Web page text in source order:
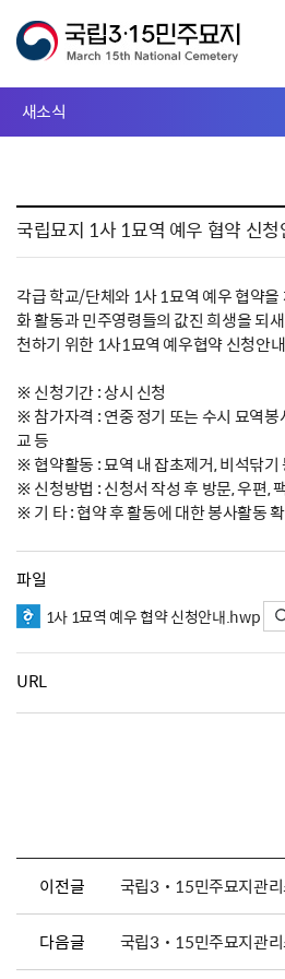
새소식
국립묘지 1사 1묘역 예우 협약 신청
각급 학교/단체와 1사 1묘역 예우 협약
화 활동과 민주영령들의 값진 희생을 되
천하기 위한 1사1묘역 예우협약 신청안
※ 신청기간 : 상시 신청
※ 참가자격 : 연중 정기 또는 수시 묘역봉
교 등
※ 협약활동 : 묘역 내 잡초제거, 비석닦기
※ 신청방법 : 신청서 작성 후 방문, 우편,
※ 기 타 : 협약 후 활동에 대한 봉사활동
파일
1사 1묘역 예우 협약 신청안내.hwp
URL
이전글
다음글